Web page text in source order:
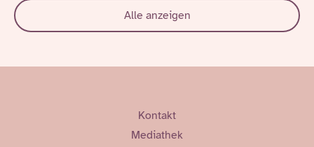
Alle anzeigen
Kontakt
Mediathek